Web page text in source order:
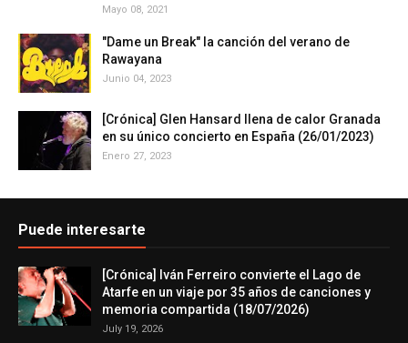
Mayo 08, 2021
"Dame un Break" la canción del verano de
Rawayana
Junio 04, 2023
[Crónica] Glen Hansard llena de calor Granada
en su único concierto en España (26/01/2023)
Enero 27, 2023
Puede interesarte
[Crónica] Iván Ferreiro convierte el Lago de
Atarfe en un viaje por 35 años de canciones y
memoria compartida (18/07/2026)
July 19, 2026